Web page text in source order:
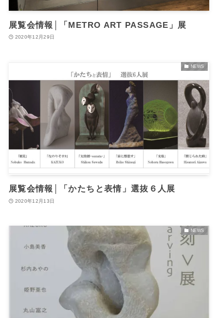
展覧会情報│「METRO ART PASSAGE」展
2020年12月29日
NEWS
展覧会情報│「かたちと表情」選抜６人展
2020年12月13日
NEWS